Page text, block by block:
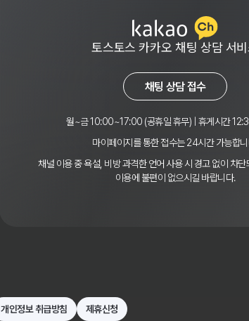
토스토스 카카오 채팅 상담 서
채팅 상담 접수
월~금 10:00~17:00 (공휴일 휴무) | 휴게시간
마이페이지를 통한 접수는 24시간 가능합
채널 이용 중 욕설, 비방 과격한 언어 사용 시 경고 없이 차
이용에 불편이 없으시길 바랍니다.
개인정보 취급방침 제휴신청